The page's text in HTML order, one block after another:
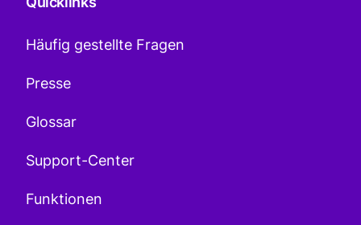
Häufig gestellte Fragen
Presse
Glossar
Support-Center
Funktionen